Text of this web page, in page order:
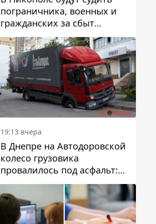
пограничника, военных и
гражданских за сбыт
психотропов
19:13 вчера
В Днепре на Автодоровской
колесо грузовика
провалилось под асфальт:
движение заблокировано